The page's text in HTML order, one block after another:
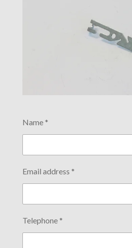
Name *
Email address *
Telephone *